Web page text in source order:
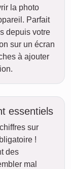
la photo
Parfait
depuis votre
sur un écran
à ajouter
essentiels
sur
!
des
mal